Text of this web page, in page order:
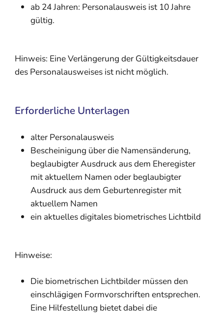
ab 24 Jahren: Personalausweis ist 10 Jahre
gültig.
Hinweis: Eine Verlängerung der Gültigkeitsdauer
des Personalausweises ist nicht möglich.
Erforderliche Unterlagen
alter Personalausweis
Bescheinigung über die Namensänderung,
beglaubigter Ausdruck aus dem Eheregister
mit aktuellem Namen oder beglaubigter
Ausdruck aus dem Geburtenregister mit
aktuellem Namen
ein aktuelles digitales biometrisches Lichtbild
Hinweise:
Die biometrischen Lichtbilder müssen den
einschlägigen Formvorschriften entsprechen.
Eine Hilfestellung bietet dabei die